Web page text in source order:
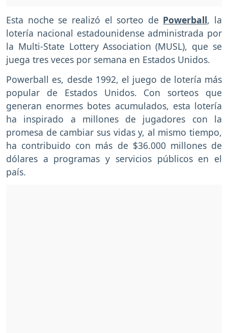
Esta noche se realizó el sorteo de Powerball, la
lotería nacional estadounidense administrada por
la Multi-State Lottery Association (MUSL), que se
juega tres veces por semana en Estados Unidos.
Powerball es, desde 1992, el juego de lotería más
popular de Estados Unidos. Con sorteos que
generan enormes botes acumulados, esta lotería
ha inspirado a millones de jugadores con la
promesa de cambiar sus vidas y, al mismo tiempo,
ha contribuido con más de $36.000 millones de
dólares a programas y servicios públicos en el
país.